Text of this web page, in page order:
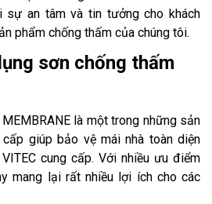
sự an tâm và tin tưởng cho khách
phẩm chống thấm của chúng tôi.
sơn chống thấm
là một trong những sản
giúp bảo vệ mái nhà toàn diện
cung cấp. Với nhiều ưu điểm
mang lại rất nhiều lợi ích cho các